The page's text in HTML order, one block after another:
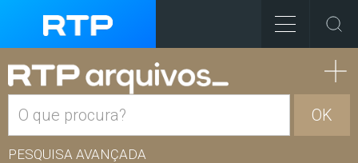
OK
PESQUISA AVANÇADA